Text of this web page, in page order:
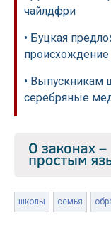
чайлдфри
• Буцкая
• Выпускникам
серебряные
школы семья